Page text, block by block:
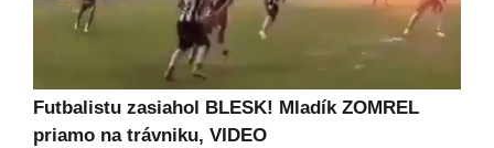
Futbalistu zasiahol BLESK! Mladík ZOMREL
priamo na trávniku, VIDEO